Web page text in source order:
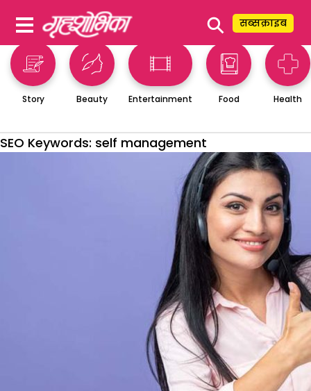
⚲ सब्सक्राइब
Story Beauty Entertainment Food Health
SEO Keywords: self management